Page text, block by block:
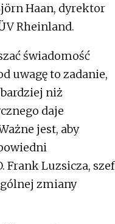
Haan, dyrektor
Rheinland.
świadomość
uwagę to zadanie,
niż
daje
jest, aby
Frank Luzsicza, szef
zmiany